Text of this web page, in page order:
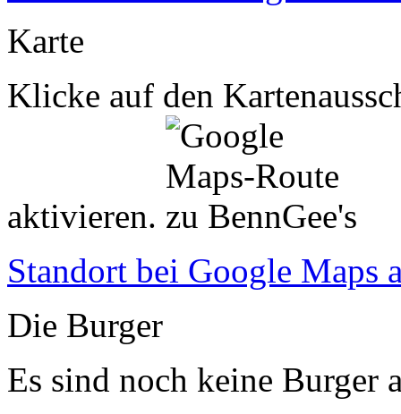
Karte
Klicke auf den
aktivieren.
Standort bei Google Maps
Die Burger
Es sind noch keine Burger